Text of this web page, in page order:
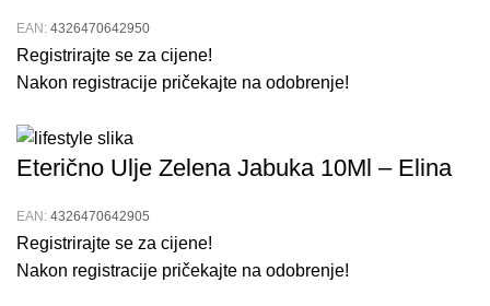
EAN: 4326470642950
Registrirajte se za cijene!
Nakon registracije pričekajte na odobrenje!
Eterično Ulje Zelena Jabuka 10Ml – Elina
EAN: 4326470642905
Registrirajte se za cijene!
Nakon registracije pričekajte na odobrenje!